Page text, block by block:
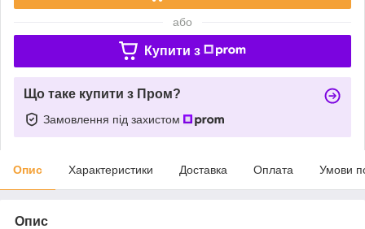
або
Купити з
Що таке купити з Пром?
Замовлення під захистом
Опис Характеристики Доставка Оплата Умови
Опис